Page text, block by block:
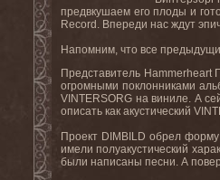
предвкушаем его плоды и
Record. Впереди нас ждут
Напомним, что все
Представитель Hammerheart
огромными поклонниками
VINTERSORG на виниле. А
описать как акустический
Проект DIMBILD обрел
имели полуакустический
были написаны песни. А